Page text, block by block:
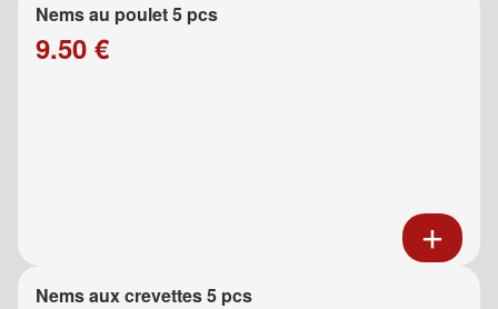
Nems au poulet 5 pcs
9.50 €
Nems aux crevettes 5 pcs